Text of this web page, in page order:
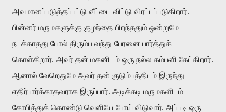
அவமானப்படுத்தப்பட்டு வீட்டை விட்டு விரட்டப்படுகிறார்.
பின்னர் மருமகளுக்கு குழந்தை பிறந்ததும் ஒன்றுமே
நடக்காதது போல் திரும்ப வந்து பேரனை பார்த்துக்
கொள்கிறார். அவர் தன் மகனிடம் ஒரு நல்ல கம்பளி கேட்கிறார்.
ஆனால் வேறெதுமே அவர் தன் குடும்பத்திடம் இருந்து
எதிர்பார்க்காதவராக இருப்பார். அடிக்கடி மருமகளிடம்
கோபித்துக் கொண்டு வெளியே போய் விடுவார். அப்படி ஒரு